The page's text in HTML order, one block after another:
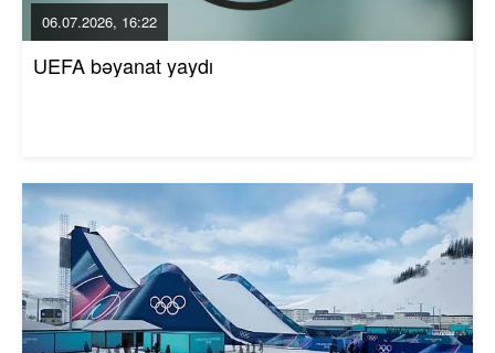
06.07.2026, 16:22
UEFA bəyanat yaydı